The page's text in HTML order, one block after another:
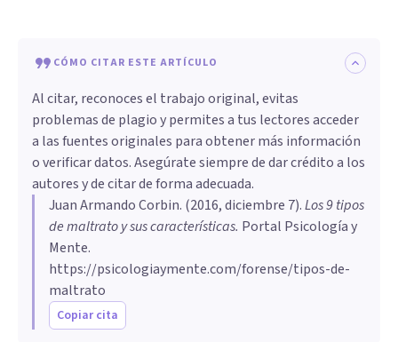
CÓMO CITAR ESTE ARTÍCULO
Al citar, reconoces el trabajo original, evitas
problemas de plagio y permites a tus lectores acceder
a las fuentes originales para obtener más información
o verificar datos. Asegúrate siempre de dar crédito a los
autores y de citar de forma adecuada.
Juan Armando Corbin. (2016, diciembre 7).​Los 9 tipos
de maltrato y sus características. Portal Psicología y
Mente.
https://psicologiaymente.com/forense/tipos-de-
maltrato
Copiar cita